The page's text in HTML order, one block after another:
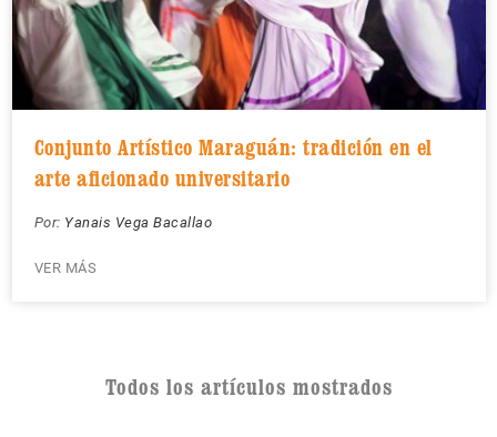
Conjunto Artístico Maraguán: tradición en el
arte aficionado universitario
Por: Yanais Vega Bacallao
VER MÁS
Todos los artículos mostrados